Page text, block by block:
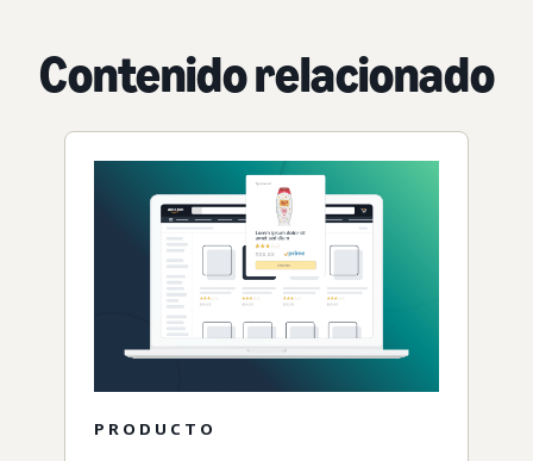
Contenido relacionado
PRODUCTO